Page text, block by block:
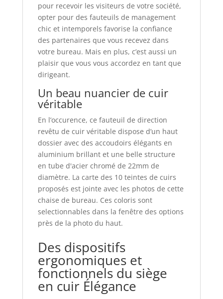
pour recevoir les visiteurs de votre société,
opter pour des fauteuils de management
chic et intemporels favorise la confiance
des partenaires que vous recevez dans
votre bureau. Mais en plus, c’est aussi un
plaisir que vous vous accordez en tant que
dirigeant.
Un beau nuancier de cuir
véritable
En l’occurence, ce fauteuil de direction
revêtu de cuir véritable dispose d’un haut
dossier avec des accoudoirs élégants en
aluminium brillant et une belle structure
en tube d'acier chromé de 22mm de
diamètre. La carte des 10 teintes de cuirs
proposés est jointe avec les photos de cette
chaise de bureau. Ces coloris sont
selectionnables dans la fenêtre des options
près de la photo du haut.
Des dispositifs
ergonomiques et
fonctionnels du siège
en cuir Élégance